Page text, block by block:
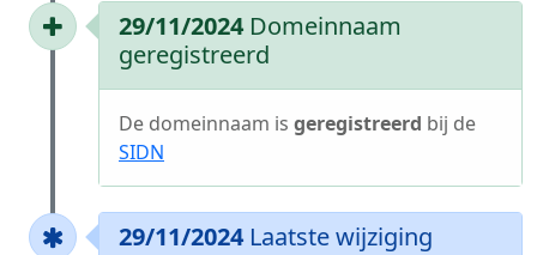
29/11/2024 Domeinnaam
geregistreerd
De domeinnaam is geregistreerd bij de
SIDN
29/11/2024 Laatste wijziging